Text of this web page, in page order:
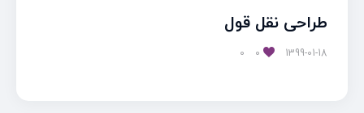
طراحی نقل قول
1399-01-18
0
0